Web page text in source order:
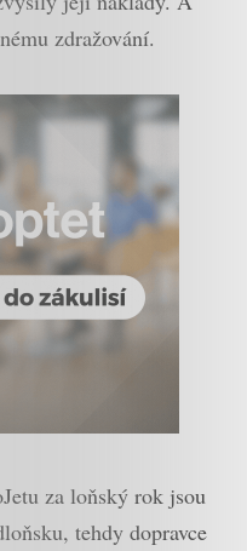
zdražování.
za loňský rok jsou
tehdy dopravce